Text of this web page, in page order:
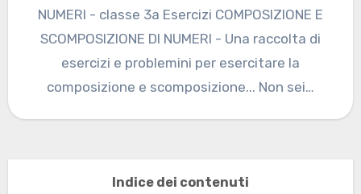
NUMERI - classe 3a Esercizi COMPOSIZIONE E
SCOMPOSIZIONE DI NUMERI - Una raccolta di
esercizi e problemini per esercitare la
composizione e scomposizione... Non sei…
Indice dei contenuti